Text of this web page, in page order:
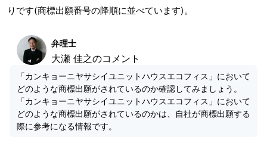
りです(商標出願番号の降順に並べています)。
弁理士
大瀬 佳之のコメント
「カンキョーニヤサシイユニットハウスエコフィス」において
どのような商標出願がされているのか確認してみましょう。
「カンキョーニヤサシイユニットハウスエコフィス」において
どのような商標出願がされているのかは、自社が商標出願する
際に参考になる情報です。